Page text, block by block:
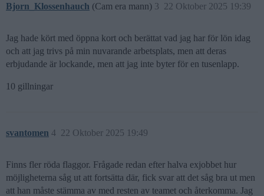
Bjorn_Klossenhauch (Cam era mann) 22 Oktober 2025 19:39
3
Jag hade kört med öppna kort och berättat vad jag har för lön idag
och att jag trivs på min nuvarande arbetsplats, men att deras
erbjudande är lockande, men att jag inte byter för en tusenlapp.
10 gillningar
svantomen 22 Oktober 2025 19:49
4
Finns fler röda flaggor. Frågade redan efter halva exjobbet hur
möjligheterna såg ut att fortsätta där, fick svar att det såg bra ut men
att han måste stämma av med resten av teamet och återkomma. Jag